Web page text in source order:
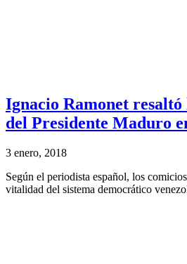
Ignacio Ramonet
del Presidente Maduro
3 enero, 2018
Según el periodista español, los
vitalidad del sistema democrático